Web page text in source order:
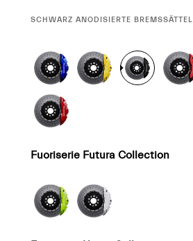
CURRENT
SCHWARZ ANODISIERTE BREMSSÄTTEL
Fuoriserie Futura Collection